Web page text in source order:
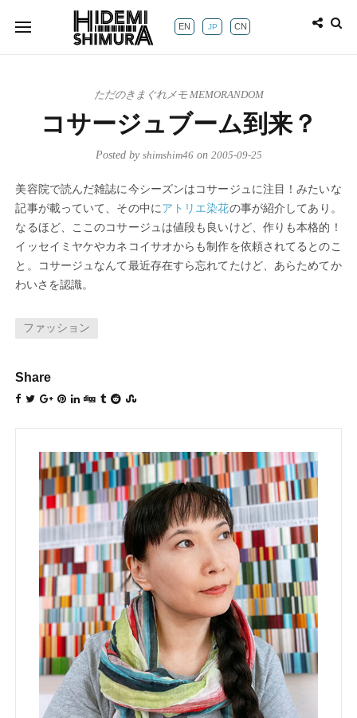
EN JP CN
ただのきまぐれメモ MEMORANDOM
コサージュブーム到来？
Posted by shimshim46on 2005-09-25
美容院で読んだ雑誌に今シーズンはコサージュに注目！みたいな
記事が載っていて、その中にアトリエ染花の事が紹介してあり。
なるほど、ここのコサージュは値段も良いけど、作りも本格的！
イッセイミヤケやカネコイサオからも制作を依頼されてるとのこ
と。コサージュなんて最近存在すら忘れてたけど、あらためてか
わいさを認識。
ファッション
Share